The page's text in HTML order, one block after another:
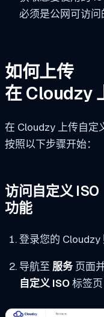
必须是公网可访问
如何上传
在 Cloudzy
在 Cloudzy 上传自定
按照以下步骤开始：
访问自定义 ISO
功能
登录您的 Cloudzy
导航至 服务页面
自定义 ISO标签页